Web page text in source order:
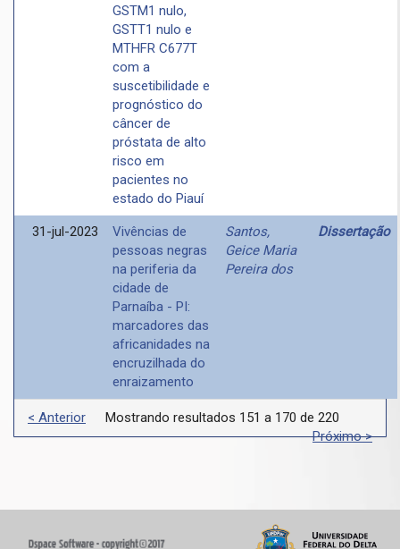
GSTM1 nulo,
GSTT1 nulo e
MTHFR C677T
com a
suscetibilidade e
prognóstico do
câncer de
próstata de alto
risco em
pacientes no
estado do Piauí
31-jul-2023
Vivências de
pessoas negras
na periferia da
cidade de
Parnaíba - PI:
marcadores das
africanidades na
encruzilhada do
enraizamento
Santos,
Geice Maria
Pereira dos
Dissertação
Mostrando resultados 151 a 170 de 220
< Anterior
Próximo >